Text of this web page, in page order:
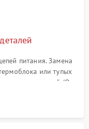
питания. Замена
или тупых
уплотнителей (O-
устранения